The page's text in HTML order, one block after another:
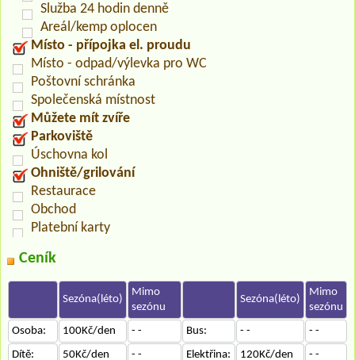
Služba 24 hodin denně
Areál/kemp oplocen
Místo - přípojka el. proudu
Místo - odpad/výlevka pro WC
Poštovní schránka
Společenská místnost
Můžete mít zvíře
Parkoviště
Úschovna kol
Ohniště/grilování
Restaurace
Obchod
Platební karty
Ceník
Sezóna(léto)
Mimo
sezónu
Sezóna(léto)
Mimo
sezónu
Osoba:
100Kč/den - - Bus: - -
- -
Dítě:
50Kč/den - - Elektřina: 120Kč/den - -